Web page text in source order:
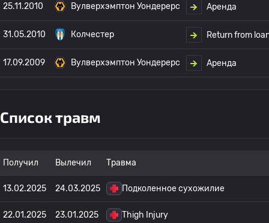
25.11.2010 Вулверхэмптон Уондерерс Аренда
31.05.2010 Колчестер Return from
17.09.2009 Вулверхэмптон Уондерерс Аренда
Список травм
Получил Вылечил Травма
13.02.2025 24.03.2025 Подколенное сухожилие
22.01.2025 23.01.2025 Thigh Injury